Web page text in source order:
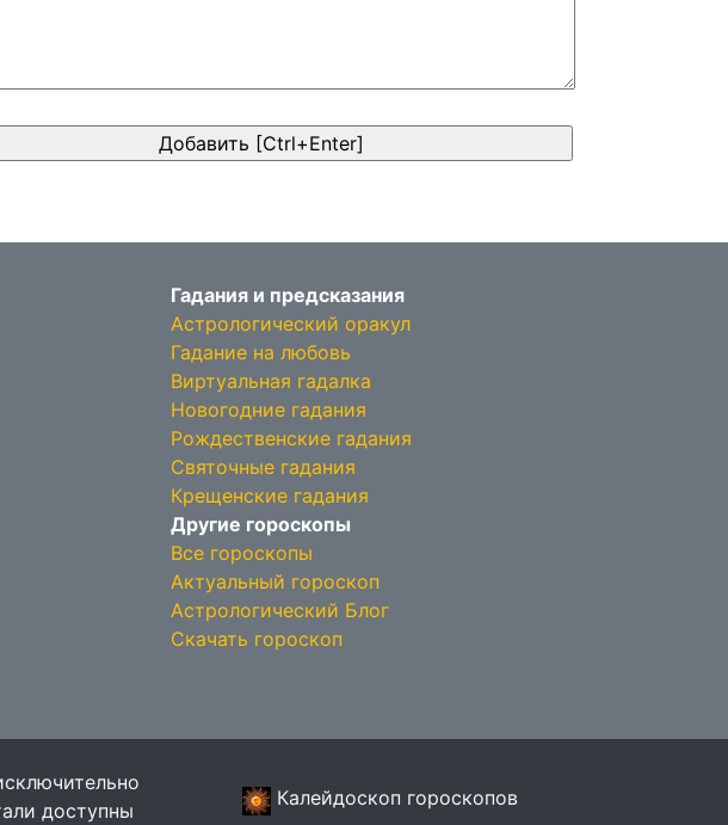
Гадания и предсказания
Астрологический оракул
Гадание на любовь
Виртуальная гадалка
Новогодние гадания
Рождественские гадания
Святочные гадания
Крещенские гадания
Другие гороскопы
Все гороскопы
Актуальный гороскоп
Астрологический Блог
Скачать гороскоп
доступны
Калейдоскоп гороскопов